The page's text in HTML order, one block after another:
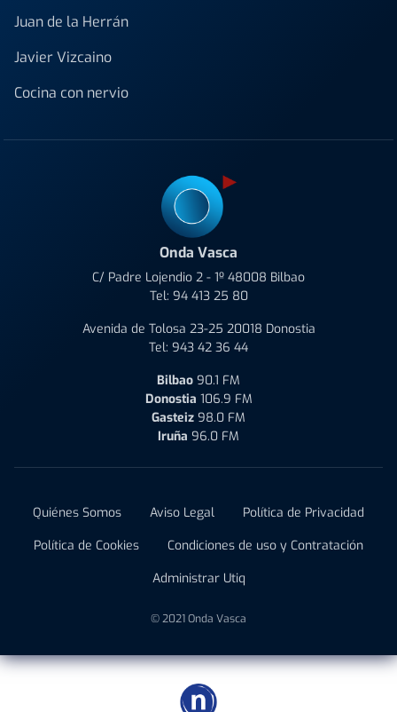
Juan de la Herrán
Javier Vizcaino
Cocina con nervio
Onda Vasca
C/ Padre Lojendio 2 - 1º 48008 Bilbao
Tel: 94 413 25 80
Avenida de Tolosa 23-25 20018 Donostia
Tel: 943 42 36 44
Bilbao 90.1 FM
Donostia 106.9 FM
Gasteiz 98.0 FM
Iruña 96.0 FM
Quiénes Somos Aviso Legal
Política de Privacidad
Política de Cookies
Condiciones de uso y Contratación
Administrar Utiq
© 2021 Onda Vasca